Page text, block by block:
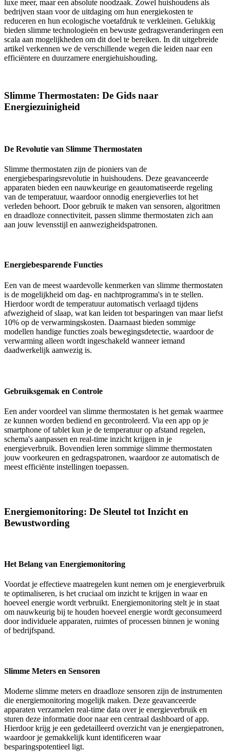
luxe meer, maar een absolute noodzaak. Zowel huishoudens als
bedrijven staan voor de uitdaging om hun energiekosten te
reduceren en hun ecologische voetafdruk te verkleinen. Gelukkig
bieden slimme technologieën en bewuste gedragsveranderingen een
scala aan mogelijkheden om dit doel te bereiken. In dit uitgebreide
artikel verkennen we de verschillende wegen die leiden naar een
efficiëntere en duurzamere energiehuishouding.
Slimme Thermostaten: De Gids naar
Energiezuinigheid
De Revolutie van Slimme Thermostaten
Slimme thermostaten zijn de pioniers van de
energiebesparingsrevolutie in huishoudens. Deze geavanceerde
apparaten bieden een nauwkeurige en geautomatiseerde regeling
van de temperatuur, waardoor onnodig energieverlies tot het
verleden behoort. Door gebruik te maken van sensoren, algoritmen
en draadloze connectiviteit, passen slimme thermostaten zich aan
aan jouw levensstijl en aanwezigheidspatronen.
Energiebesparende Functies
Een van de meest waardevolle kenmerken van slimme thermostaten
is de mogelijkheid om dag- en nachtprogramma's in te stellen.
Hierdoor wordt de temperatuur automatisch verlaagd tijdens
afwezigheid of slaap, wat kan leiden tot besparingen van maar liefst
10% op de verwarmingskosten. Daarnaast bieden sommige
modellen handige functies zoals bewegingsdetectie, waardoor de
verwarming alleen wordt ingeschakeld wanneer iemand
daadwerkelijk aanwezig is.
Gebruiksgemak en Controle
Een ander voordeel van slimme thermostaten is het gemak waarmee
ze kunnen worden bediend en gecontroleerd. Via een app op je
smartphone of tablet kun je de temperatuur op afstand regelen,
schema's aanpassen en real-time inzicht krijgen in je
energieverbruik. Bovendien leren sommige slimme thermostaten
jouw voorkeuren en gedragspatronen, waardoor ze automatisch de
meest efficiënte instellingen toepassen.
Energiemonitoring: De Sleutel tot Inzicht en
Bewustwording
Het Belang van Energiemonitoring
Voordat je effectieve maatregelen kunt nemen om je energieverbruik
te optimaliseren, is het cruciaal om inzicht te krijgen in waar en
hoeveel energie wordt verbruikt. Energiemonitoring stelt je in staat
om nauwkeurig bij te houden hoeveel energie wordt geconsumeerd
door individuele apparaten, ruimtes of processen binnen je woning
of bedrijfspand.
Slimme Meters en Sensoren
Moderne slimme meters en draadloze sensoren zijn de instrumenten
die energiemonitoring mogelijk maken. Deze geavanceerde
apparaten verzamelen real-time data over je energieverbruik en
sturen deze informatie door naar een centraal dashboard of app.
Hierdoor krijg je een gedetailleerd overzicht van je energiepatronen,
waardoor je gemakkelijk kunt identificeren waar
besparingspotentieel ligt.